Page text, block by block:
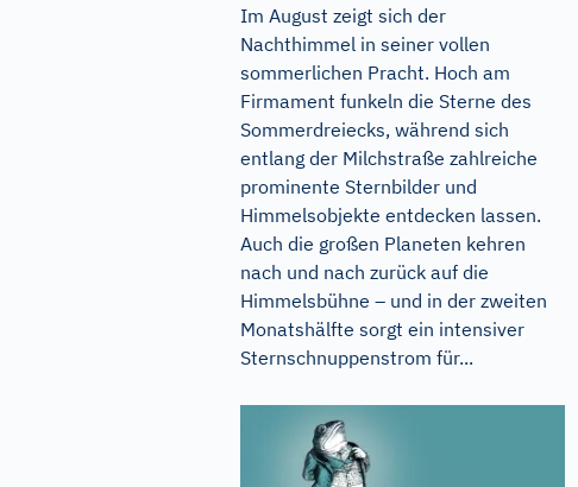
Im August zeigt sich der
Nachthimmel in seiner vollen
sommerlichen Pracht. Hoch am
Firmament funkeln die Sterne des
Sommerdreiecks, während sich
entlang der Milchstraße zahlreiche
prominente Sternbilder und
Himmelsobjekte entdecken lassen.
Auch die großen Planeten kehren
nach und nach zurück auf die
Himmelsbühne – und in der zweiten
Monatshälfte sorgt ein intensiver
Sternschnuppenstrom für...